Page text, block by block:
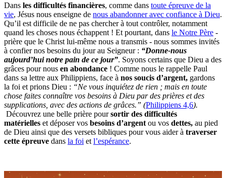
Dans les difficultés financières, comme dans toute épreuve de la
vie, Jésus nous enseigne de nous abandonner avec confiance à Dieu.
Qu’il est difficile de ne pas chercher à tout contrôler, notamment
quand les choses nous échappent ! Et pourtant, dans le Notre Père -
prière que le Christ lui-même nous a transmis - nous sommes invités
à confier nos besoins du jour au Seigneur : “Donne-nous
aujourd’hui notre pain de ce jour”. Soyons certains que Dieu a des
grâces pour nous en abondance ! Comme nous le rappelle Paul
dans sa lettre aux Philippiens, face à nos soucis d’argent, gardons
la foi et prions Dieu : “Ne vous inquiétez de rien ; mais en toute
chose faites connaître vos besoins à Dieu par des prières et des
supplications, avec des actions de grâces.” (Philippiens 4,6).
Découvrez une belle prière poursortir des difficultés
matérielles et déposer vos besoins d’argent ou vos dettes, au pied
de Dieu ainsi que des versets bibliques pour vous aider à traverser
cette épreuve dans la foi et l’espérance.